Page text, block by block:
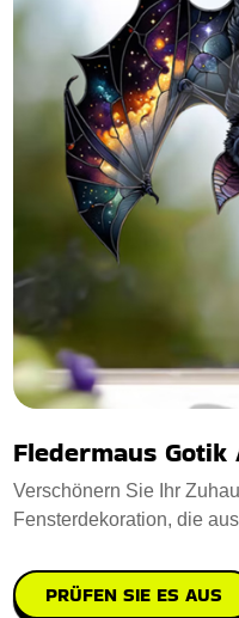
Fledermaus
Verschönern Sie Ihr
Fensterdekoration, die
PRÜFEN SIE ES AUS